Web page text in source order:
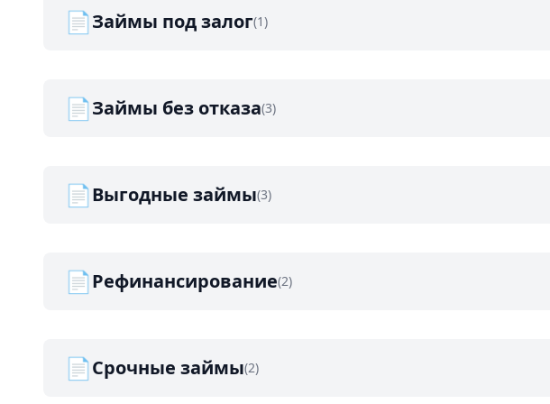
📄Займы под залог(1)
📄Займы без отказа(3)
📄Выгодные займы(3)
📄Рефинансирование(2)
📄Срочные займы(2)